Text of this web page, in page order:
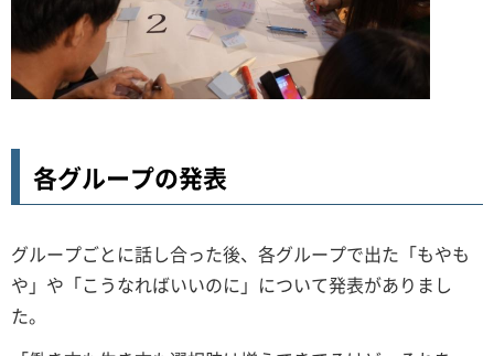
各グループの発表
グループごとに話し合った後、各グループで出た「もやも
や」や「こうなればいいのに」について発表がありまし
た。